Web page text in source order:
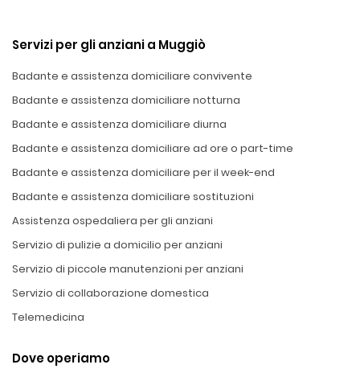
Servizi per gli anziani a Muggiò
Badante e assistenza domiciliare convivente
Badante e assistenza domiciliare notturna
Badante e assistenza domiciliare diurna
Badante e assistenza domiciliare ad ore o part-time
Badante e assistenza domiciliare per il week-end
Badante e assistenza domiciliare sostituzioni
Assistenza ospedaliera per gli anziani
Servizio di pulizie a domicilio per anziani
Servizio di piccole manutenzioni per anziani
Servizio di collaborazione domestica
Telemedicina
Dove operiamo